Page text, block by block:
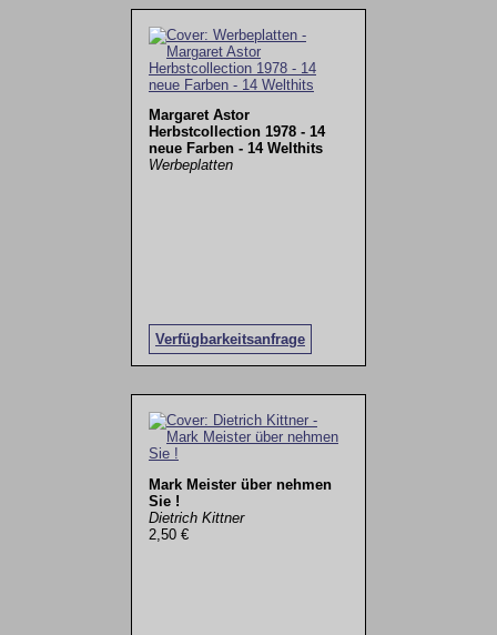
Margaret Astor
Herbstcollection 1978 - 14
neue Farben - 14 Welthits
Werbeplatten
Verfügbarkeitsanfrage
Mark Meister über nehmen
Sie !
Dietrich Kittner
2,50 €